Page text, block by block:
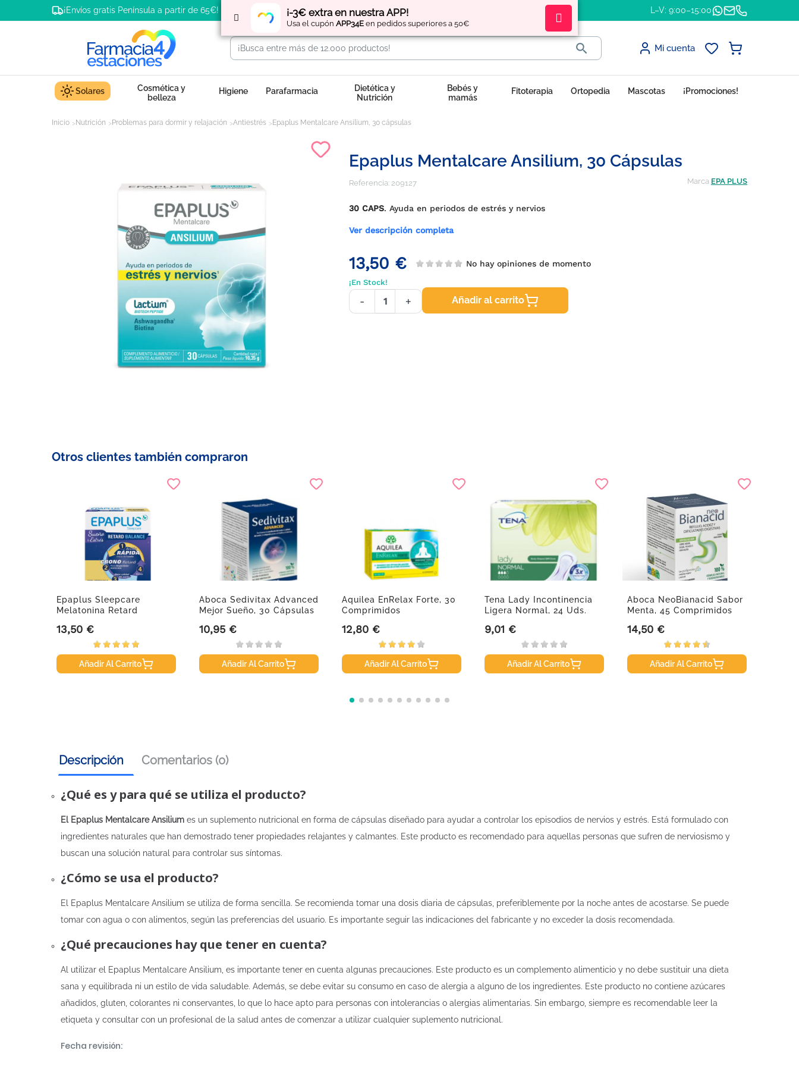
¡-3€ extra en nuestra APP!
Usa el cupón APP34E en pedidos superiores a 50€
¡Envíos gratis Península a partir de 65€! Regístratey obtén L–V: 9:00–15:00
 Mi cuenta
Solares
Cosmética y
belleza
Higiene Parafarmacia
Dietética y
Nutrición
Bebés y
mamás
Fitoterapia Ortopedia Mascotas ¡Promociones!
Inicio Nutrición Problemas para dormir y relajación Antiestrés Epaplus Mentalcare Ansilium, 30 cápsulas
Epaplus Mentalcare Ansilium, 30 Cápsulas
Referencia: 209127 Marca EPA PLUS
30 CAPS. Ayuda en periodos de estrés y nervios
Ver descripción completa
13,50 € No hay opiniones de momento
¡En Stock!
- + Añadir al carrito
Otros clientes también compraron
Epaplus Sleepcare
Melatonina Retard
Precio
13,50 €
Añadir Al Carrito
Aboca Sedivitax Advanced
Mejor Sueño, 30 Cápsulas
Precio
10,95 €
Añadir Al Carrito
Aquilea EnRelax Forte, 30
Comprimidos
Precio
12,80 €
Añadir Al Carrito
Tena Lady Incontinencia
Ligera Normal, 24 Uds.
Precio
9,01 €
Añadir Al Carrito
Aboca NeoBianacid Sabor
Menta, 45 Comprimidos
Precio
14,50 €
Añadir Al Carrito
Descripción Comentarios (0)
¿Qué es y para qué se utiliza el producto?
El Epaplus Mentalcare Ansilium es un suplemento nutricional en forma de cápsulas diseñado para ayudar a controlar los episodios de nervios y estrés. Está formulado con
ingredientes naturales que han demostrado tener propiedades relajantes y calmantes. Este producto es recomendado para aquellas personas que sufren de nerviosismo y
buscan una solución natural para controlar sus síntomas.
¿Cómo se usa el producto?
El Epaplus Mentalcare Ansilium se utiliza de forma sencilla. Se recomienda tomar una dosis diaria de cápsulas, preferiblemente por la noche antes de acostarse. Se puede
tomar con agua o con alimentos, según las preferencias del usuario. Es importante seguir las indicaciones del fabricante y no exceder la dosis recomendada.
¿Qué precauciones hay que tener en cuenta?
Al utilizar el Epaplus Mentalcare Ansilium, es importante tener en cuenta algunas precauciones. Este producto es un complemento alimenticio y no debe sustituir una dieta
sana y equilibrada ni un estilo de vida saludable. Además, se debe evitar su consumo en caso de alergia a alguno de los ingredientes. Este producto no contiene azúcares
añadidos, gluten, colorantes ni conservantes, lo que lo hace apto para personas con intolerancias o alergias alimentarias. Sin embargo, siempre es recomendable leer la
etiqueta y consultar con un profesional de la salud antes de comenzar a utilizar cualquier suplemento nutricional.
Fecha revisión: